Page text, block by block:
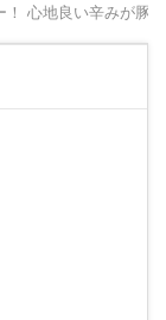
心地良い辛みが豚